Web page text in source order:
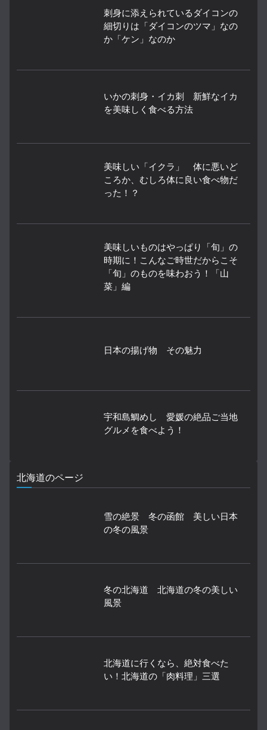
刺身に添えられているダイコンの
細切りは「ダイコンのツマ」なの
か「ケン」なのか
いかの刺身・イカ刺 新鮮なイカ
を美味しく食べる方法
美味しい「イクラ」 体に悪いど
ころか、むしろ体に良い食べ物だ
った！？
美味しいものはやっぱり「旬」の
時期に！こんなご時世だからこそ
「旬」のものを味わおう！「山
菜」編
日本の揚げ物 その魅力
宇和島鯛めし 愛媛の絶品ご当地
グルメを食べよう！
北海道のページ
雪の絶景 冬の函館 美しい日本
の冬の風景
冬の北海道 北海道の冬の美しい
風景
北海道に行くなら、絶対食べた
い！北海道の「肉料理」三選